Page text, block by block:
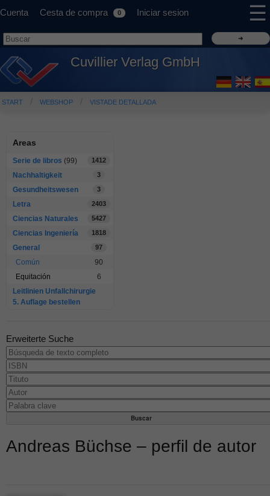
Cuenta Cesta de compra 0 Iniciar sesion ☰
Cuvillier Verlag GmbH
START WEBSHOP VISTADE DETALLADA
Areas
Serie de libros (99) 1412
Nachhaltigkeit 3
Gesundheitswesen 3
Letra 2403
Ciencias Naturales 5427
Ciencias Ingeniería 1818
General 97
Común
90
Equitación
6
Leitlinien Unfallchirurgie
5. Auflage bestellen
Erweiterte Suche
Andreas Büchse – perfil de autor